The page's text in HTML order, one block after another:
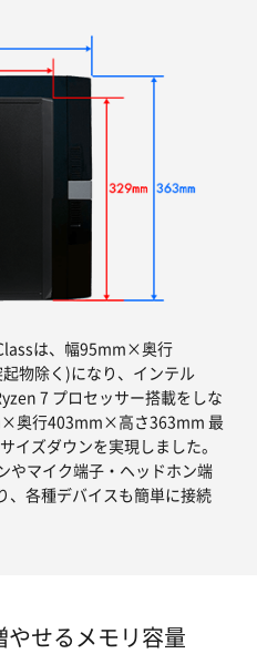
は、幅95mm×奥行
物除く)になり、インテル
7 プロセッサー搭載をしな
奥行403mm×高さ363mm 最
イズダウンを実現しました。
やマイク端子・ヘッドホン端
、各種デバイスも簡単に接続
せるメモリ容量